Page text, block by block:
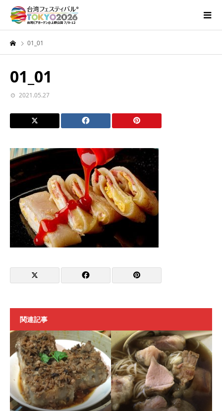
01_01
01_01
2021.05.27
関連記事